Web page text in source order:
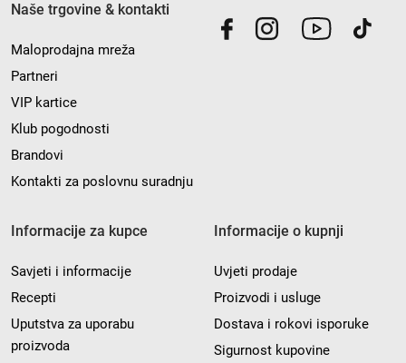
Naše trgovine & kontakti
Maloprodajna mreža
Partneri
VIP kartice
Klub pogodnosti
Brandovi
Kontakti za poslovnu suradnju
Informacije za kupce
Savjeti i informacije
Recepti
Uputstva za uporabu
proizvoda
Informacije o kupnji
Uvjeti prodaje
Proizvodi i usluge
Dostava i rokovi isporuke
Sigurnost kupovine